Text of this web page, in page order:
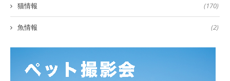
猫情報 (170)
魚情報 (2)